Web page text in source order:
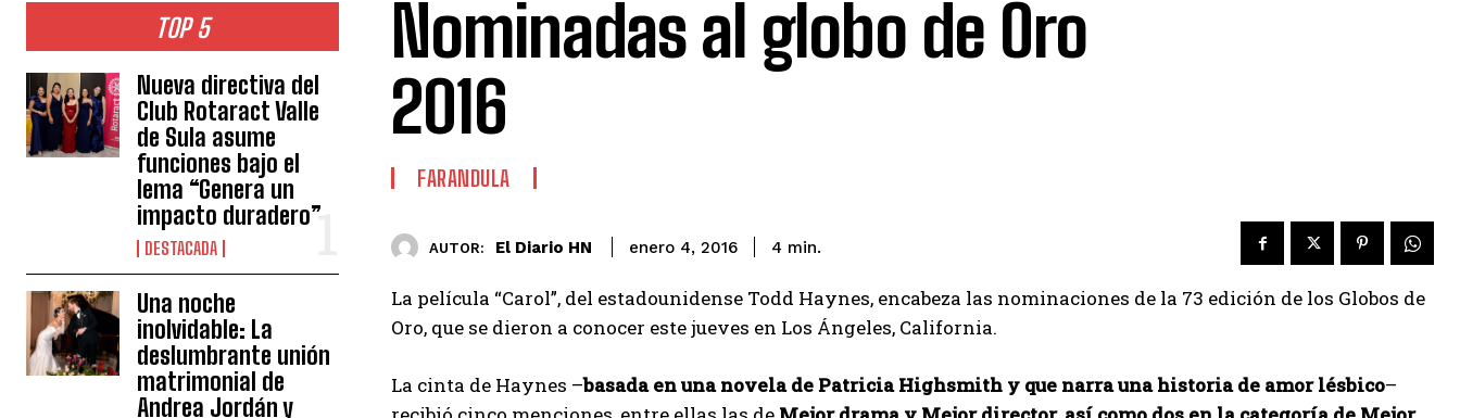
TOP 5
Nueva directiva del
Club Rotaract Valle
de Sula asume
funciones bajo el
lema “Genera un
impacto duradero”
DESTACADA
Una noche
inolvidable: La
deslumbrante unión
matrimonial de
Andrea Jordán y
Nominadas al globo de Oro
2016
FARANDULA
AUTOR: El Diario HN enero 4, 2016 4 min.
La película “Carol”, del estadounidense Todd Haynes, encabeza las nominaciones de la 73 edición de los Globos de
Oro, que se dieron a conocer este jueves en Los Ángeles, California.
La cinta de Haynes –basada en una novela de Patricia Highsmith y que narra una historia de amor lésbico–